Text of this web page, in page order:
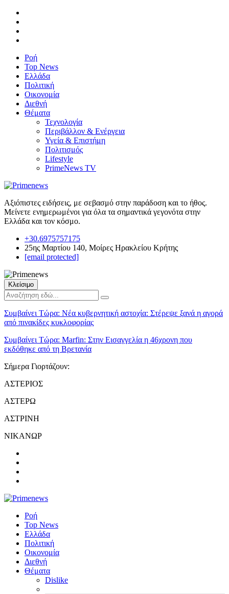
Ροή
Top News
Ελλάδα
Πολιτική
Οικονομία
Διεθνή
Θέματα
Τεχνολογία
Περιβάλλον & Ενέργεια
Υγεία & Επιστήμη
Πολιτισμός
Lifestyle
PrimeNews TV
Αξιόπιστες ειδήσεις, με σεβασμό στην παράδοση και το ήθος.
Μείνετε ενημερωμένοι για όλα τα σημαντικά γεγονότα στην
Ελλάδα και τον κόσμο.
+30.6975757175
25ης Μαρτίου 140, Μοίρες Ηρακλείου Κρήτης
[email protected]
Κλείσιμο
Συμβαίνει Τώρα: Νέα κυβερνητική αστοχία: Στέρεψε ξανά η αγορά
από πινακίδες κυκλοφορίας
Συμβαίνει Τώρα: Marfin: Στην Εισαγγελία η 46χρονη που
εκδόθηκε από τη Βρετανία
Σήμερα Γιορτάζουν:
ΑΣΤΕΡΙΟΣ
ΑΣΤΕΡΩ
ΑΣΤΡΙΝΗ
ΝΙΚΑΝΩΡ
Ροή
Top News
Ελλάδα
Πολιτική
Οικονομία
Διεθνή
Θέματα
Dislike